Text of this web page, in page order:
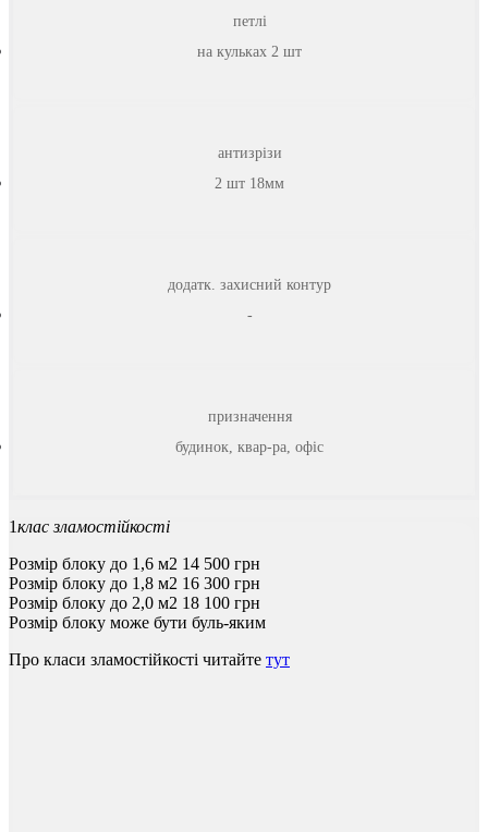
петлі
на кульках 2 шт
антизрізи
2 шт 18мм
додатк. захисний контур
-
призначення
будинок, квар-ра, офіс
1клас зламостійкості
Розмір блоку до 1,6 м2 14 500 грн
Розмір блоку до 1,8 м2 16 300 грн
Розмір блоку до 2,0 м2 18 100 грн
Розмір блоку може бути буль-яким
Про класи зламостійкості читайте тут